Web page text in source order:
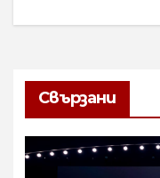
Свързани